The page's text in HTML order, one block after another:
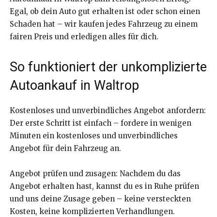
Egal, ob dein Auto gut erhalten ist oder schon einen
Schaden hat – wir kaufen jedes Fahrzeug zu einem
fairen Preis und erledigen alles für dich.
So funktioniert der unkomplizierte
Autoankauf in Waltrop
Kostenloses und unverbindliches Angebot anfordern:
Der erste Schritt ist einfach – fordere in wenigen
Minuten ein kostenloses und unverbindliches
Angebot für dein Fahrzeug an.
Angebot prüfen und zusagen: Nachdem du das
Angebot erhalten hast, kannst du es in Ruhe prüfen
und uns deine Zusage geben – keine versteckten
Kosten, keine komplizierten Verhandlungen.